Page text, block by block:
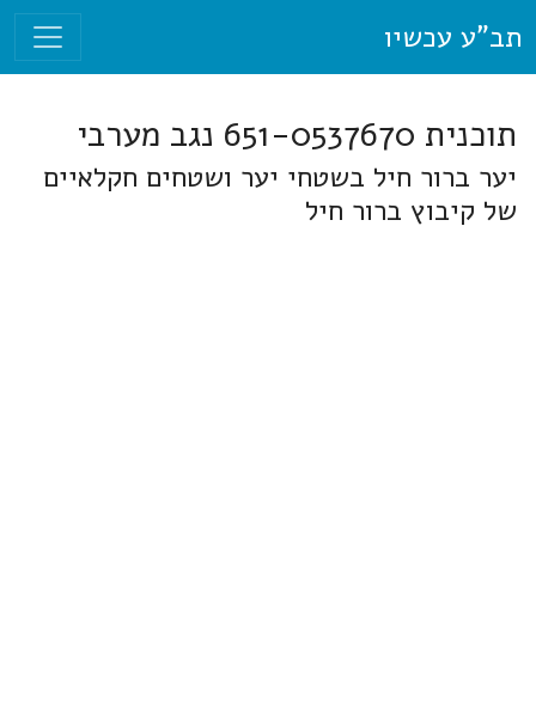
תב"ע עכשיו
תוכנית 651-0537670 נגב מערבי
יער ברור חיל בשטחי יער ושטחים חקלאיים
של קיבוץ ברור חיל